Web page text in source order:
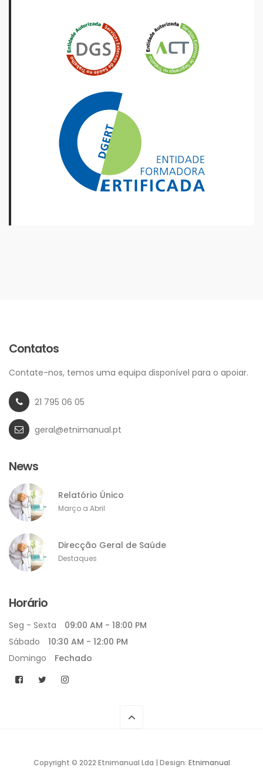
Contatos
Contate-nos, temos uma equipa disponível para o apoiar.
21 795 06 05
geral@etnimanual.pt
News
Relatório Único
Março a Abril
Direcção Geral de Saúde
Destaques
Horário
Seg - Sexta
09:00 AM - 18:00 PM
Sábado
10:30 AM - 12:00 PM
Domingo
Fechado
Copyright © 2022 Etnimanual Lda | Design: Etnimanual